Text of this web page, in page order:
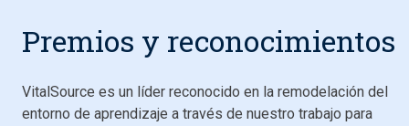
Premios y reconocimientos
VitalSource es un líder reconocido en la remodelación del
entorno de aprendizaje a través de nuestro trabajo para